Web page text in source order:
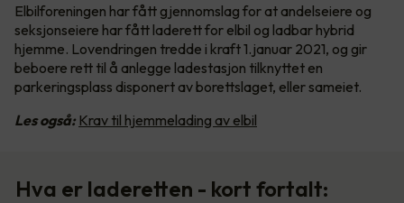
Elbilforeningen har fått gjennomslag for at andelseiere og
seksjonseiere har fått laderett for elbil og ladbar hybrid
hjemme. Lovendringen tredde i kraft 1.januar 2021, og gir
beboere rett til å anlegge ladestasjon tilknyttet en
parkeringsplass disponert av borettslaget, eller sameiet.
Les også: Krav til hjemmelading av elbil
Hva er laderetten - kort fortalt: